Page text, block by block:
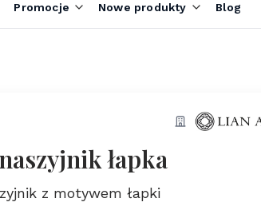
Promocje Nowe produkty Blog
łapka
z motywem łapki